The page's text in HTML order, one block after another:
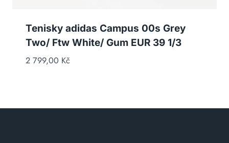
Tenisky adidas Campus 00s Grey
Two/ Ftw White/ Gum EUR 39 1/3
2 799,00 Kč